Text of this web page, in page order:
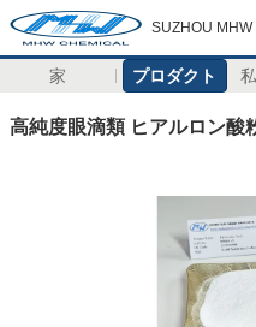
SUZHOU
家 プロダクト
高純度眼滴類 ヒアルロン酸